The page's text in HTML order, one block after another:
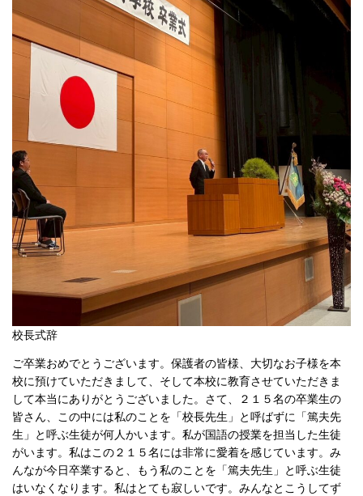
校長式辞
ご卒業おめでとうございます。保護者の皆様、大切なお子様を本
校に預けていただきまして、そして本校に教育させていただきま
して本当にありがとうございました。さて、２１５名の卒業生の
皆さん、この中には私のことを「校長先生」と呼ばずに「篤夫先
生」と呼ぶ生徒が何人かいます。私が国語の授業を担当した生徒
がいます。私はこの２１５名には非常に愛着を感じています。み
んなが今日卒業すると、もう私のことを「篤夫先生」と呼ぶ生徒
はいなくなります。私はとても寂しいです。みんなとこうしてず